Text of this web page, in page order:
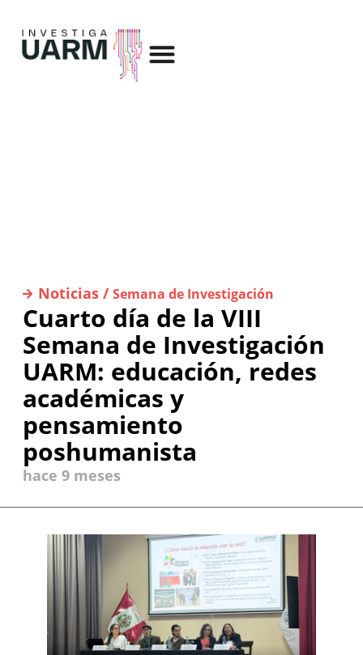
Noticias / Semana de Investigación
Cuarto día de la VIII
Semana de Investigación
UARM: educación, redes
académicas y
pensamiento
poshumanista
hace 9 meses